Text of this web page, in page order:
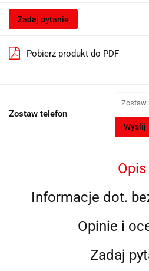
Zadaj pytanie
Pobierz produkt do PDF
Zostaw telefon
Wyślij
Opis
Informacje dot.
Opinie i
Zadaj